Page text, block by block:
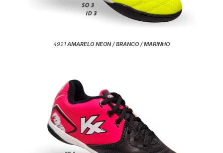
4921AMARELO NEON / BRANCO / MARINHO